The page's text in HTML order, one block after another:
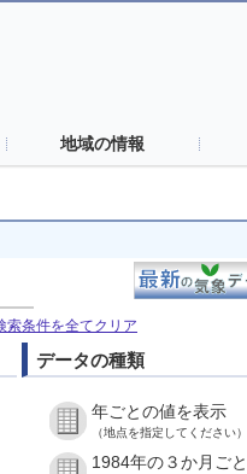
地域の情報
索条件を全てクリア
データの種類
年ごとの値を表示
（地点を指定してください）
1984年の３か月ご